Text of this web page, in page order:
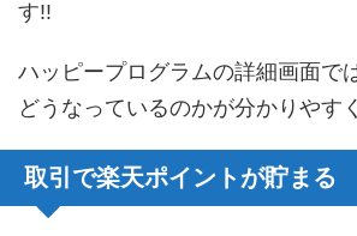
す!!
ハッピープログラムの詳細画面で
どうなっているのかが分かりやす
取引で楽天ポイントが貯まる